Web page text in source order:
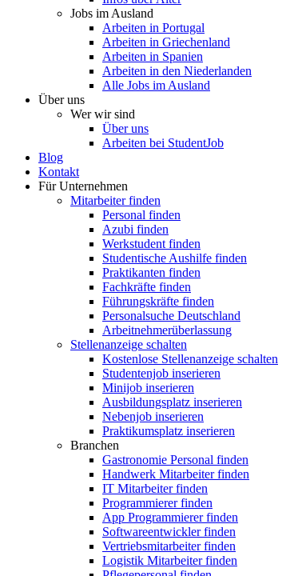
Jobs im Ausland
Arbeiten in Portugal
Arbeiten in Griechenland
Arbeiten in Spanien
Arbeiten in den Niederlanden
Alle Jobs im Ausland
Über uns
Wer wir sind
Über uns
Arbeiten bei StudentJob
Blog
Kontakt
Für Unternehmen
Mitarbeiter finden
Personal finden
Azubi finden
Werkstudent finden
Studentische Aushilfe finden
Praktikanten finden
Fachkräfte finden
Führungskräfte finden
Personalsuche Deutschland
Arbeitnehmerüberlassung
Stellenanzeige schalten
Kostenlose Stellenanzeige schalten
Studentenjob inserieren
Minijob inserieren
Ausbildungsplatz inserieren
Nebenjob inserieren
Praktikumsplatz inserieren
Branchen
Gastronomie Personal finden
Handwerk Mitarbeiter finden
IT Mitarbeiter finden
Programmierer finden
App Programmierer finden
Softwareentwickler finden
Vertriebsmitarbeiter finden
Logistik Mitarbeiter finden